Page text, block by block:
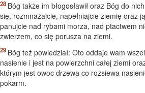
Bóg także im błogosławił oraz Bóg do
się, rozmnażajcie, napełniajcie ziemię oraz
panujcie nad rybami morza, nad ptactwem
zwierzem, co się porusza na ziemi.
Bóg też powiedział: Oto oddaje wam
nasienie i jest na powierzchni całej ziemi
którym jest owoc drzewa co rozsiewa
pokarm.